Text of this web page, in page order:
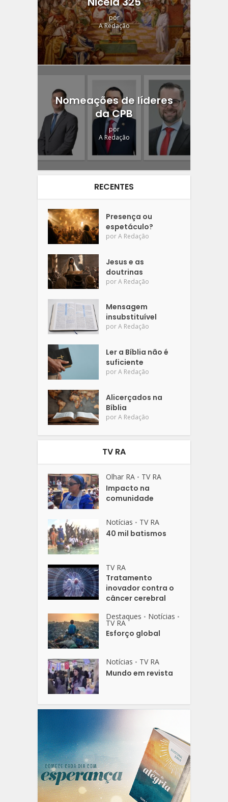
por
A Redação
Nomeações de líderes
da CPB
por
A Redação
RECENTES
Presença ou
espetáculo?
porA Redação
Jesus e as
doutrinas
porA Redação
Mensagem
insubstituível
porA Redação
Ler a Bíblia não é
suficiente
porA Redação
Alicerçados na
Bíblia
porA Redação
TV RA
Olhar RA • TV RA
Impacto na
comunidade
Notícias • TV RA
40 mil batismos
TV RA
Tratamento
inovador contra o
câncer cerebral
Destaques • Notícias •
TV RA
Esforço global
Notícias • TV RA
Mundo em revista